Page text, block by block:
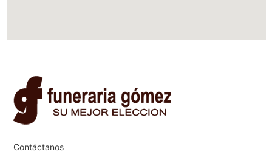
Contáctanos